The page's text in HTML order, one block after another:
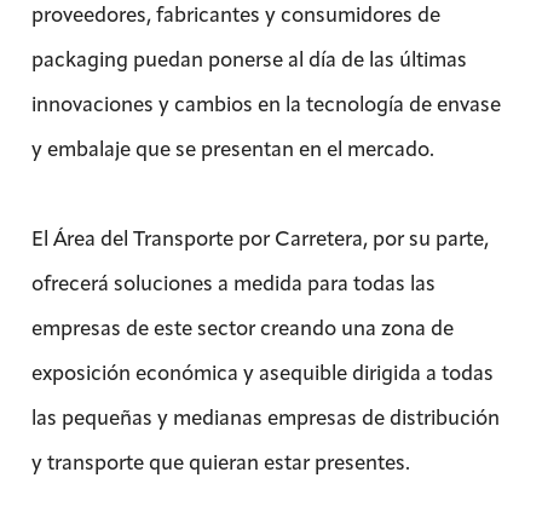
proveedores, fabricantes y consumidores de
packaging puedan ponerse al día de las últimas
innovaciones y cambios en la tecnología de envase
y embalaje que se presentan en el mercado.
El Área del Transporte por Carretera, por su parte,
ofrecerá soluciones a medida para todas las
empresas de este sector creando una zona de
exposición económica y asequible dirigida a todas
las pequeñas y medianas empresas de distribución
y transporte que quieran estar presentes.